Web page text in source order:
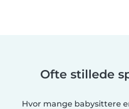
Ofte stillede
Hvor mange babysittere